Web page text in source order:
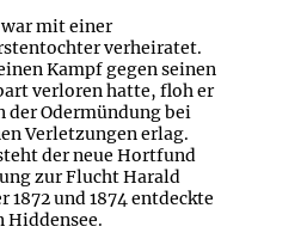
mit einer
verheiratet.
Kampf gegen seinen
verloren hatte, floh er
der Odermündung bei
Verletzungen erlag.
der neue Hortfund
zur Flucht Harald
1872 und 1874 entdeckte
Hiddensee.